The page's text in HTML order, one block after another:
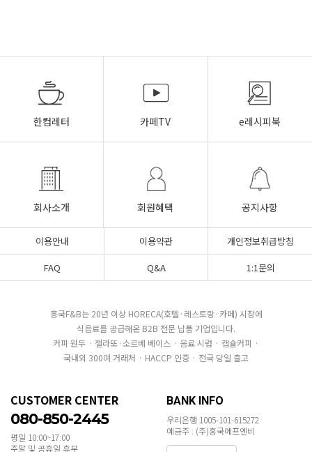
한컵레터 카페TV e레시피북
회사소개 회원혜택 공지사항
이용안내 이용약관
개인정보취급방침
FAQ
Q&A 1:1문의
흥국F&B는 20년 이상 HORECA(호텔·레스토랑·카페) 시장에
식음료를 공급해온 B2B 전문 납품 기업입니다.
커피 원두 · 젤라또·소르베 베이스 · 음료 시럽 · 캡슐커피 ·
국내외 300여 거래처 · HACCP 인증 · 전국 당일 출고
CUSTOMER CENTER
080-850-2445
평일 10:00~17:00
주말 및 공휴일 휴무
BANK INFO
우리은행 1005-101-615272
예금주 : (주)흥국에프엔비